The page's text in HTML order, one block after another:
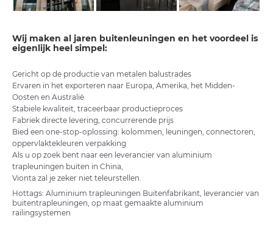
Wij maken al jaren buitenleuningen en het voordeel is
eigenlijk heel simpel:
Gericht op de productie van metalen balustrades
Ervaren in het exporteren naar Europa, Amerika, het Midden-
Oosten en Australië
Stabiele kwaliteit, traceerbaar productieproces
Fabriek directe levering, concurrerende prijs
Bied een one-stop-oplossing: kolommen, leuningen, connectoren,
oppervlaktekleuren verpakking
Als u op zoek bent naar een leverancier van aluminium
trapleuningen buiten in China,
Vionta zal je zeker niet teleurstellen.
Hottags: Aluminium trapleuningen Buitenfabrikant, leverancier van
buitentrapleuningen, op maat gemaakte aluminium
railingsystemen